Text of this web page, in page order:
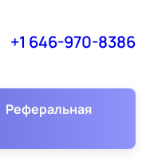
+1 646-970-8386
Реферальная